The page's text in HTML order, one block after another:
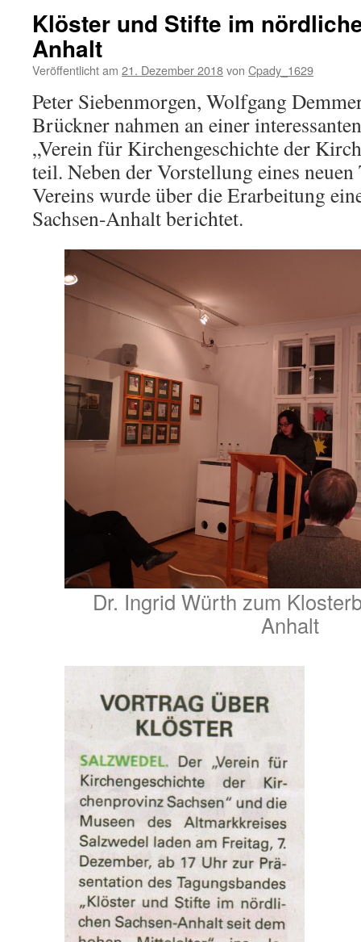
Klöster und Stifte im
Anhalt
Veröffentlicht am 21. Dezember 2018von Cpady_1629
Peter Siebenmorgen, Wolfgang
Brückner nahmen an einer
„Verein für Kirchengeschichte der
teil. Neben der Vorstellung eines neuen
Vereins wurde über die Erarbeitung
Sachsen-Anhalt berichtet.
Dr. Ingrid Würth zum
Anhalt